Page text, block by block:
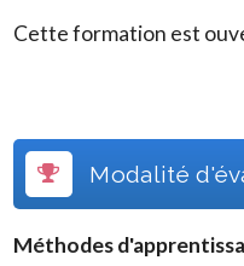
Cette formation est
Modalité
Méthodes